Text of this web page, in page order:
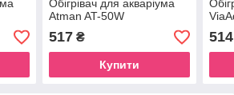
Обігрівач для акваріума
Atman AT-50W
517₴
Купити
514